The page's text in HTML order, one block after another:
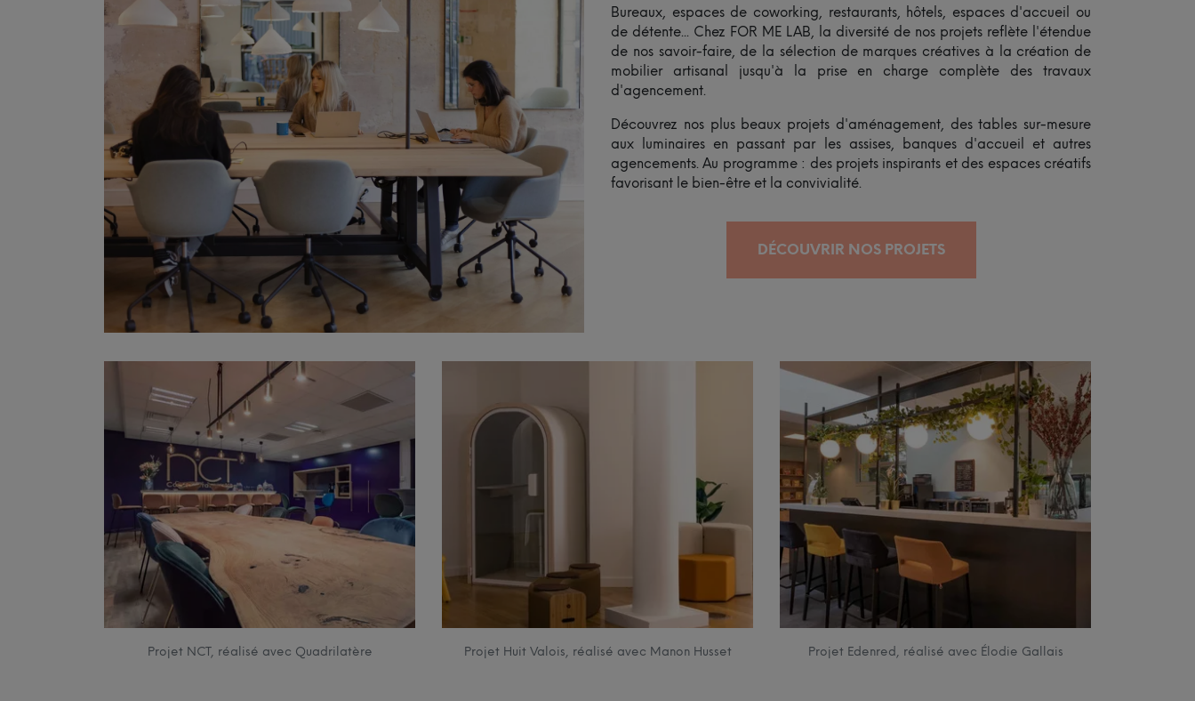
Bureaux, espaces de coworking, restaurants, hôtels, espaces d'accueil ou
de détente... Chez FOR ME LAB, la diversité de nos projets reflète l'étendue
de nos savoir-faire, de la sélection de marques créatives à la création de
mobilier artisanal jusqu'à la prise en charge complète des travaux
d'agencement.
Découvrez nos plus beaux projets d'aménagement, des tables sur-mesure
aux luminaires en passant par les assises, banques d'accueil et autres
agencements. Au programme : des projets inspirants et des espaces créatifs
favorisant le bien-être et la convivialité.
DÉCOUVRIR NOS PROJETS
Projet NCT, réalisé avec Quadrilatère Projet Huit Valois, réalisé avec Manon Husset Projet Edenred, réalisé avec Élodie Gallais